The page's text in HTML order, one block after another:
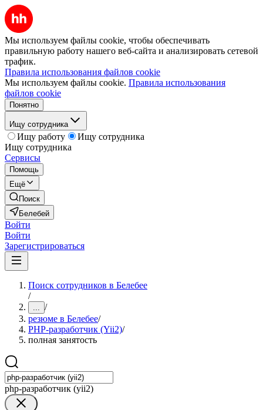
Мы используем файлы cookie, чтобы обеспечивать
правильную работу нашего веб-сайта и анализировать сетевой
трафик.
Правила использования файлов cookie
Мы используем файлы cookie. Правила использования
файлов cookie
Понятно
Ищу сотрудника
Ищу работу
Ищу сотрудника
Ищу сотрудника
Сервисы
Помощь
Ещё
Поиск
Белебей
Войти
Войти
Зарегистрироваться
Поиск сотрудников в Белебее
/
... /
резюме в Белебее/
PHP-разработчик (Yii2)/
полная занятость
php-разработчик (yii2)